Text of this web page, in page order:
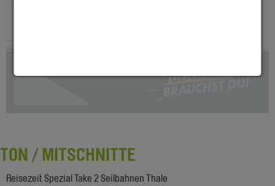
TON / MITSCHNITTE
Reisezeit Spezial Take 2 Seilbahnen Thale